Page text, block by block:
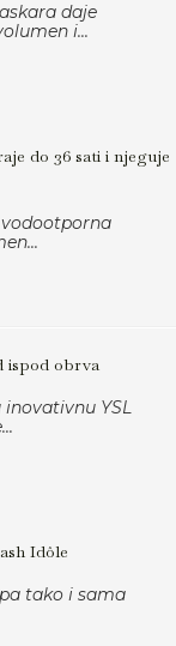
daje
i...
do 36 sati i njeguje
ispod obrva
inovativnu YSL
Idôle
tako i sama